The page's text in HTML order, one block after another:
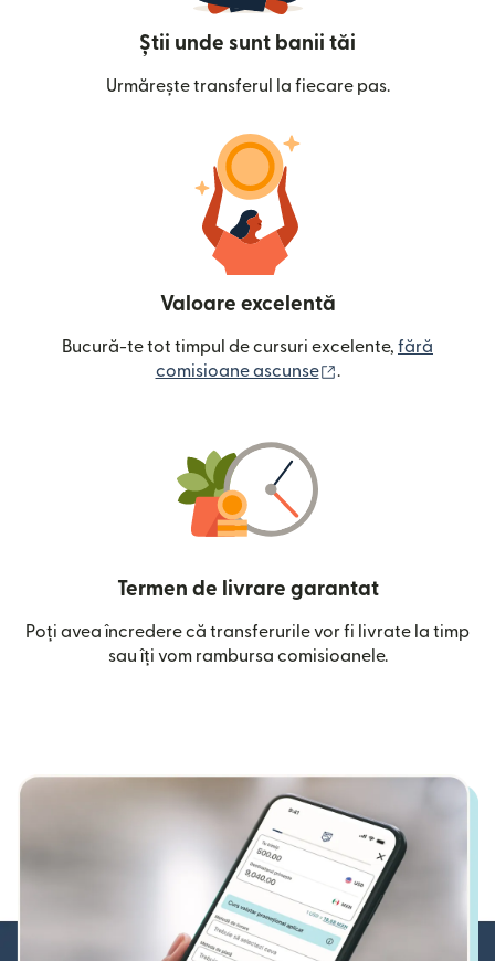
Știi unde sunt banii tăi
Urmărește transferul la fiecare pas.
Valoare excelentă
Bucură-te tot timpul de cursuri excelente, fără
comisioane ascunse
.
Termen de livrare garantat
Poți avea încredere că transferurile vor fi livrate la timp
sau îți vom rambursa comisioanele.